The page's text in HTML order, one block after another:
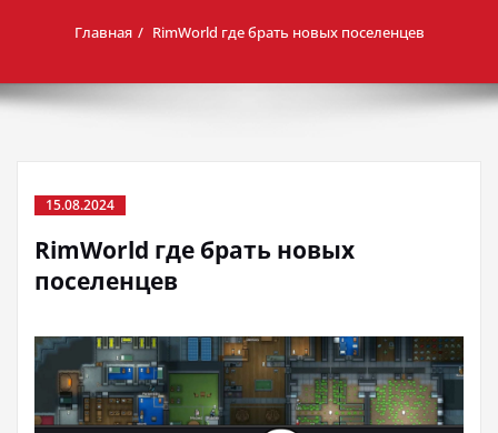
Главная RimWorld где брать новых поселенцев
15.08.2024
RimWorld где брать новых
поселенцев